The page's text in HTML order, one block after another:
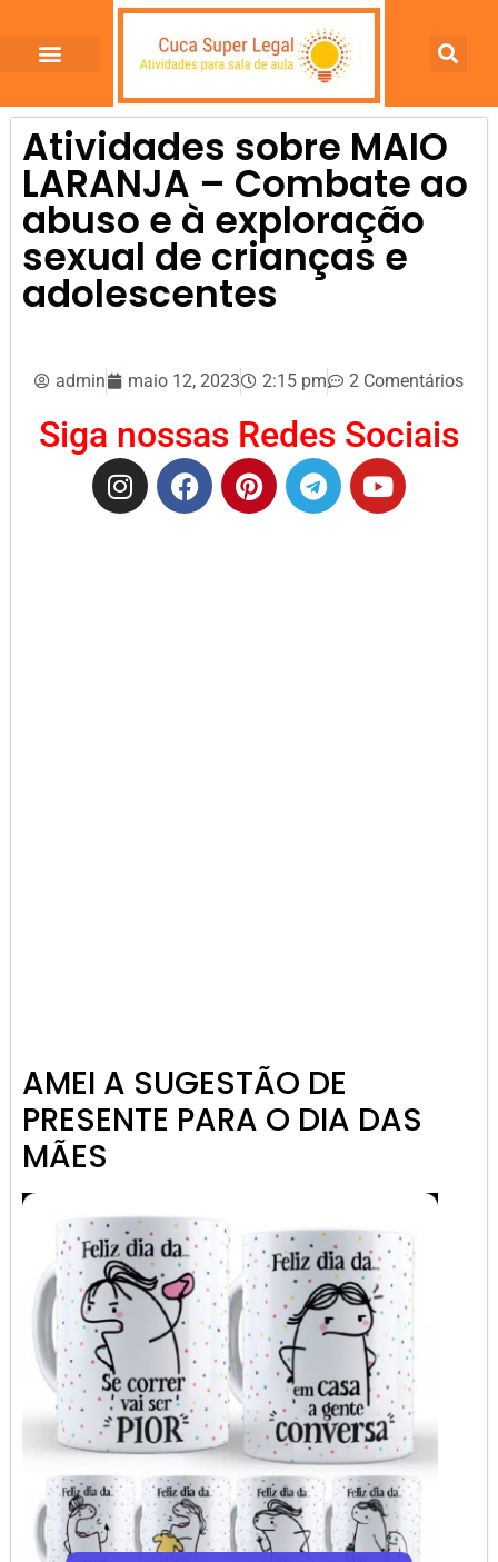
Atividades sobre MAIO
LARANJA – Combate ao
abuso e à exploração
sexual de crianças e
adolescentes
admin maio 12, 2023 2:15 pm 2 Comentários
Siga nossas Redes Sociais
AMEI A SUGESTÃO DE
PRESENTE PARA O DIA DAS
MÃES